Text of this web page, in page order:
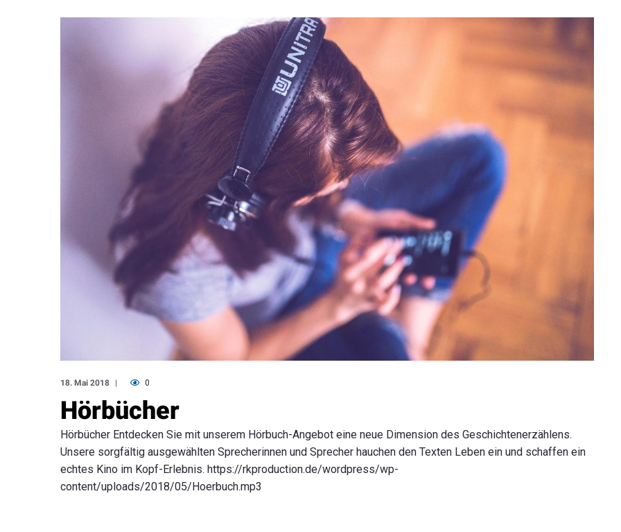
18. Mai 2018 0
Hörbücher
Hörbücher Entdecken Sie mit unserem Hörbuch-Angebot eine neue Dimension des Geschichtenerzählens.
Unsere sorgfältig ausgewählten Sprecherinnen und Sprecher hauchen den Texten Leben ein und schaffen ein
echtes Kino im Kopf-Erlebnis. https://rkproduction.de/wordpress/wp-
content/uploads/2018/05/Hoerbuch.mp3